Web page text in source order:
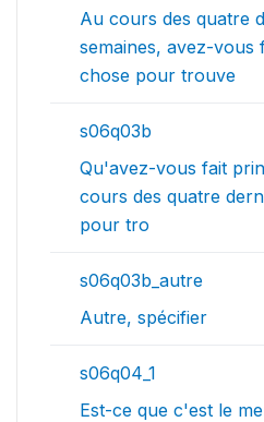
Au cours des quatre
semaines, avez-vous
chose pour trouve
s06q03b
Qu'avez-vous fait
cours des quatre
pour tro
s06q03b_autre
Autre, spécifier
s06q04_1
Est-ce que c'est le